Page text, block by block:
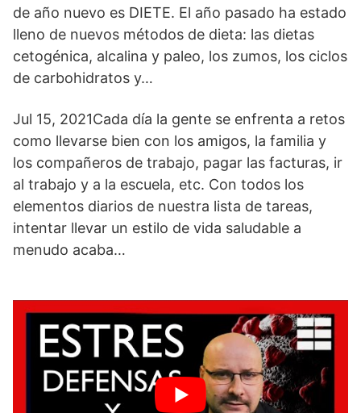
de año nuevo es DIETE. El año pasado ha estado
lleno de nuevos métodos de dieta: las dietas
cetogénica, alcalina y paleo, los zumos, los ciclos
de carbohidratos y…
Jul 15, 2021Cada día la gente se enfrenta a retos
como llevarse bien con los amigos, la familia y
los compañeros de trabajo, pagar las facturas, ir
al trabajo y a la escuela, etc. Con todos los
elementos diarios de nuestra lista de tareas,
intentar llevar un estilo de vida saludable a
menudo acaba…